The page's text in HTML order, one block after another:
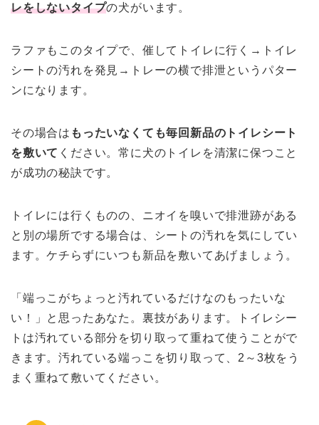
レをしないタイプの犬がいます。
ラファもこのタイプで、催してトイレに行く→トイレ
シートの汚れを発見→トレーの横で排泄というパター
ンになります。
その場合は もったいなくても毎回新品のトイレシート
を敷いて ください。常に犬のトイレを清潔に保つこと
が成功の秘訣です。
トイレには行くものの、ニオイを嗅いで排泄跡がある
と別の場所でする場合は、シートの汚れを気にしてい
ます。ケチらずにいつも新品を敷いてあげましょう。
「端っこがちょっと汚れているだけなのもったいな
い！」と思ったあなた。裏技があります。トイレシー
トは汚れている部分を切り取って重ねて使うことがで
きます。汚れている端っこを切り取って、2～3枚をう
まく重ねて敷いてください。